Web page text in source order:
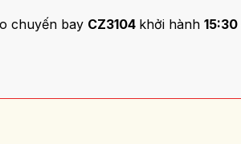
chuyến bay CZ3104 khởi hành 15:30